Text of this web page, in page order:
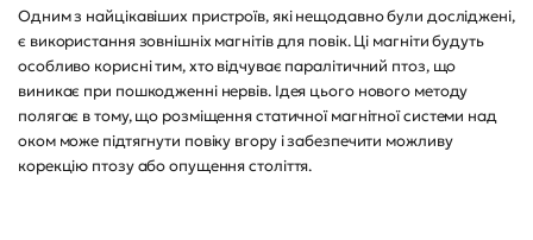
Одним з найцікавіших пристроїв, які нещодавно були досліджені,
є використання зовнішніх магнітів для повік. Ці магніти будуть
особливо корисні тим, хто відчуває паралітичний птоз, що
виникає при пошкодженні нервів. Ідея цього нового методу
полягає в тому, що розміщення статичної магнітної системи над
оком може підтягнути повіку вгору і забезпечити можливу
корекцію птозу або опущення століття.